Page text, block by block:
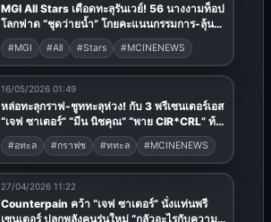
MGI All Stars เดือดทะลุรันเวย์! 56 นางงามท็อป
โลกฟาด “ชุดว่ายน้ำ” โกยคะแนนกรรมการ-ลุ้น
โหวต สู่รอบ Top 18
#MGI #All #Stars #MCINENEWS
16/05/2026 01:49
หล่อทะลุกราฟ-ชูททะลุห่วง! กับ 3 พรีเซนเตอร์เอส
“เจฟ ซาเตอร์” “มีน นิชคุณ” “พาย CIR*CRL” ท้า
ดวลนักบาสฮอต เปิดแคมเปญ “est COLA 3x3
Basketball U-League” ลีกแข่งบาสสุด
Awesome ชวน Gen Z ดื่ม ‘est Shoot Salty
Lemonade’ เปรี้ยวซ่าสดชื่นบูสพลัง
#อทะล #กราฟช #ททะล #MCINENEWS
27/04/2026 11:22
Counterpain คว้า “เจฟ ซาเตอร์” นั่งแท่นพรี
เซนเตอร์ ปลุกพลังคนรุ่นใหม่ “กลัวอะไรกับความ